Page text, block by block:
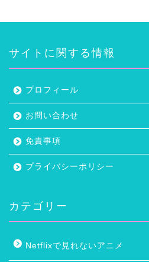
サイトに関する情報
プロフィール
お問い合わせ
免責事項
プライバシーポリシー
カテゴリー
Netflixで見れないアニメ